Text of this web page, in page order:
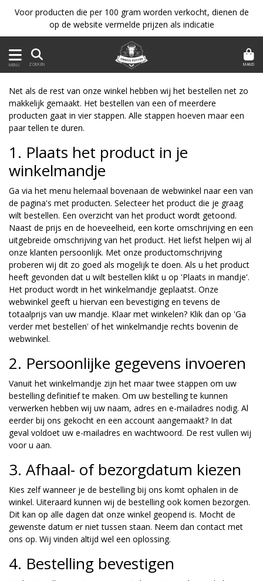
Voor producten die per 100 gram worden verkocht, dienen de
op de website vermelde prijzen als indicatie
MENU ZOEKEN MAND
Net als de rest van onze winkel hebben wij het bestellen net zo
makkelijk gemaakt. Het bestellen van een of meerdere
producten gaat in vier stappen. Alle stappen hoeven maar een
paar tellen te duren.
1. Plaats het product in je
winkelmandje
Ga via het menu helemaal bovenaan de webwinkel naar een van
de pagina's met producten. Selecteer het product die je graag
wilt bestellen. Een overzicht van het product wordt getoond.
Naast de prijs en de hoeveelheid, een korte omschrijving en een
uitgebreide omschrijving van het product. Het liefst helpen wij al
onze klanten persoonlijk. Met onze productomschrijving
proberen wij dit zo goed als mogelijk te doen. Als u het product
heeft gevonden dat u wilt bestellen klikt u op 'Plaats in mandje'.
Het product wordt in het winkelmandje geplaatst. Onze
webwinkel geeft u hiervan een bevestiging en tevens de
totaalprijs van uw mandje. Klaar met winkelen? Klik dan op 'Ga
verder met bestellen' of het winkelmandje rechts bovenin de
webwinkel.
2. Persoonlijke gegevens invoeren
Vanuit het winkelmandje zijn het maar twee stappen om uw
bestelling definitief te maken. Om uw bestelling te kunnen
verwerken hebben wij uw naam, adres en e-mailadres nodig. Al
eerder bij ons gekocht en een account aangemaakt? In dat
geval voldoet uw e-mailadres en wachtwoord. De rest vullen wij
voor u aan.
3. Afhaal- of bezorgdatum kiezen
Kies zelf wanneer je de bestelling bij ons komt ophalen in de
winkel. Uiteraard kunnen wij de bestelling ook komen bezorgen.
Dit kan op alle dagen dat onze winkel geopend is. Mocht de
gewenste datum er niet tussen staan. Neem dan contact met
ons op. Wij vinden altijd wel een oplossing.
4. Bestelling bevestigen